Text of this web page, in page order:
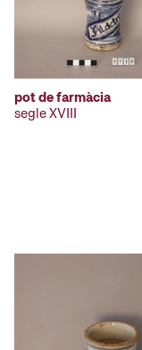
pot de farmàcia
segle XVIII